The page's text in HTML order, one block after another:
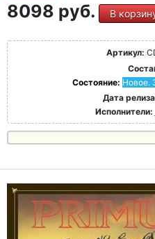
8098 руб. В
Артикул:
Состояние: Новое.
Дата
Исполнители: